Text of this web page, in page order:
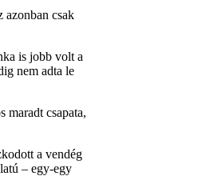
azonban csak
is jobb volt a
nem adta le
maradt csapata,
a vendég
– egy-egy